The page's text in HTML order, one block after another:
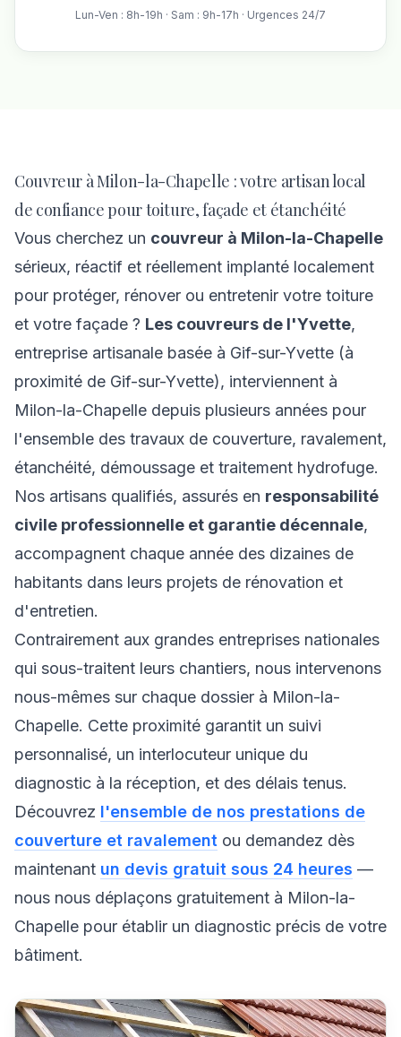
Lun-Ven : 8h-19h · Sam : 9h-17h · Urgences 24/7
Couvreur à Milon-la-Chapelle : votre artisan local
de confiance pour toiture, façade et étanchéité
Vous cherchez un couvreur à Milon-la-Chapelle
sérieux, réactif et réellement implanté localement
pour protéger, rénover ou entretenir votre toiture
et votre façade ? Les couvreurs de l'Yvette,
entreprise artisanale basée à Gif-sur-Yvette (à
proximité de Gif-sur-Yvette), interviennent à
Milon-la-Chapelle depuis plusieurs années pour
l'ensemble des travaux de couverture, ravalement,
étanchéité, démoussage et traitement hydrofuge.
Nos artisans qualifiés, assurés en responsabilité
civile professionnelle et garantie décennale,
accompagnent chaque année des dizaines de
habitants dans leurs projets de rénovation et
d'entretien.
Contrairement aux grandes entreprises nationales
qui sous-traitent leurs chantiers, nous intervenons
nous-mêmes sur chaque dossier à Milon-la-
Chapelle. Cette proximité garantit un suivi
personnalisé, un interlocuteur unique du
diagnostic à la réception, et des délais tenus.
Découvrez l'ensemble de nos prestations de
couverture et ravalement ou demandez dès
maintenant un devis gratuit sous 24 heures —
nous nous déplaçons gratuitement à Milon-la-
Chapelle pour établir un diagnostic précis de votre
bâtiment.